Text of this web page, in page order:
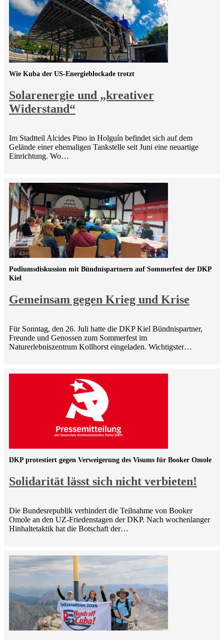
Solarenergie und „kreativer
Widerstand“
Wie Kuba der US-Energieblockade trotzt
Im Stadtteil Alcides Pino in Holguín befindet sich auf dem
Gelände einer ehemaligen Tankstelle seit Juni eine neuartige
Einrichtung. Wo…
Gemeinsam gegen Krieg und Krise
Podiumsdiskussion mit Bündnispartnern auf Sommerfest der DKP
Kiel
Für Sonntag, den 26. Juli hatte die DKP Kiel Bündnispartner,
Freunde und Genossen zum Sommerfest im
Naturerlebniszentrum Kollhorst eingeladen. Wichtigster…
Solidarität lässt sich nicht verbieten!
DKP protestiert gegen Verweigerung des Visums für Booker Omole
Die Bundesrepublik verhindert die Teilnahme von Booker
Omole an den UZ-Friedenstagen der DKP. Nach wochenlanger
Hinhaltetaktik hat die Botschaft der…